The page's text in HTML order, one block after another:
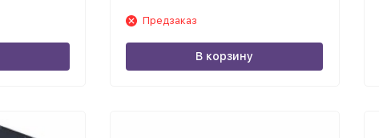
Предзаказ
В корзину